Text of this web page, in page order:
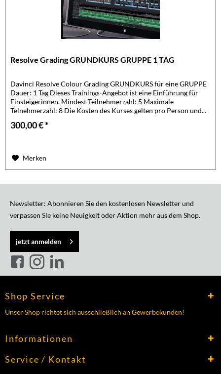
Resolve Grading GRUNDKURS GRUPPE 1 TAG
Davinci Resolve Colour Grading GRUNDKURS für eine GRUPPE
Dauer: 1 Tag Dieses Trainings-Angebot ist eine Einführung für
Einsteigerinnen. Mindest Teilnehmerzahl: 5 Maximale
Telnehmerzahl: 8 Die Kosten des Kurses gelten pro Person und...
300,00 € *
Merken
Newsletter: Abonnieren Sie den kostenlosen Newsletter und
verpassen Sie keine Neuigkeit oder Aktion mehr aus dem Shop.
jetzt anmelden
Shop Service
Unser Shop richtet sich ausschließlich an Gewerbekunden!
Informationen
Service / Kontakt